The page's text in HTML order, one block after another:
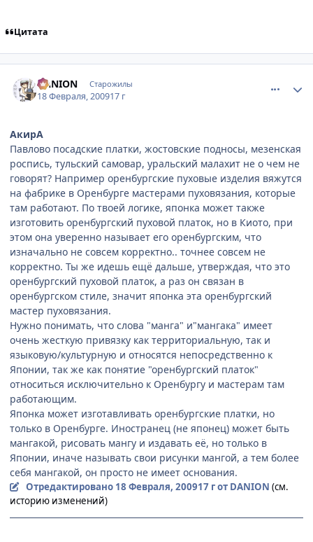
Цитата
DANION Старожилы
18 Февраля, 200917 г
АкирА
Павлово посадские платки, жостовские подносы, мезенская
роспись, тульский самовар, уральский малахит не о чем не
говорят? Например оренбургские пуховые изделия вяжутся
на фабрике в Оренбурге мастерами пуховязания, которые
там работают. По твоей логике, японка может также
изготовить оренбургский пуховой платок, но в Киото, при
этом она уверенно называет его оренбургским, что
изначально не совсем корректно.. точнее совсем не
корректно. Ты же идешь ещё дальше, утверждая, что это
оренбургский пуховой платок, а раз он связан в
оренбургском стиле, значит японка эта оренбургский
мастер пуховязания.
Нужно понимать, что слова "манга" и"мангака" имеет
очень жесткую привязку как территориальную, так и
языковую/культурную и относятся непосредственно к
Японии, так же как понятие "оренбургский платок"
относиться исключительно к Оренбургу и мастерам там
работающим.
Японка может изготавливать оренбургские платки, но
только в Оренбурге. Иностранец (не японец) может быть
мангакой, рисовать мангу и издавать её, но только в
Японии, иначе называть свои рисунки мангой, а тем более
себя мангакой, он просто не имеет основания.
Отредактировано 18 Февраля, 200917 гот DANION (см.
историю изменений)